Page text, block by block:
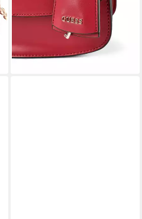
UVP 135,00 €
-12%
lieferbar - in 2-3 Werktagen bei dir